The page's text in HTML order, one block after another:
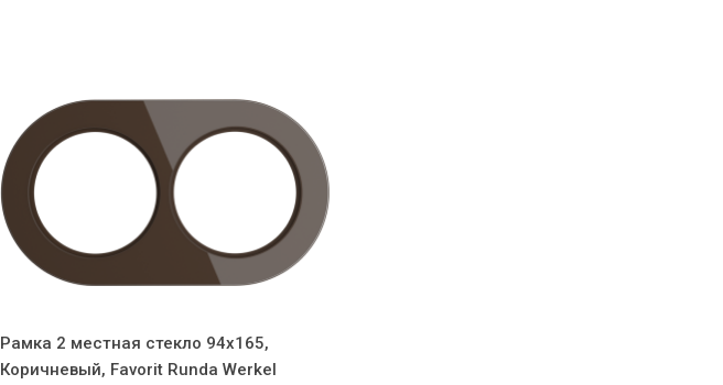
Рамка 2 местная стекло 94x165,
Коричневый, Favorit Runda Werkel